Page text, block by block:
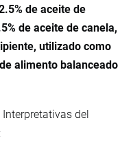
de aceite de
de aceite de canela,
utilizado como
alimento balanceado
del